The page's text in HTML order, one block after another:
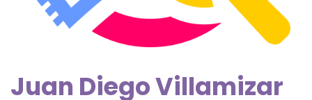
Juan Diego Villamizar